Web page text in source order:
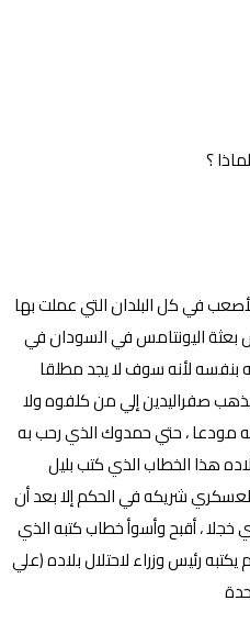
في كل البلدان التي عملت بها
بعثة اليونتامس في السودان في
بنفسه لأنه سوف لا يجد مطلقا
يذهب صفراليدين إلي من كلفوه ولا
مودعا ، حتي حمدوك الذي رحب به
هذا الخطاب الذي كتب بليل
شريكه في الحكم إلا بعد أن
خجلا ، أقبح وأسوأ خطاب كتبه الذي
رئيس وزراء لاحتلال بلاده (علي